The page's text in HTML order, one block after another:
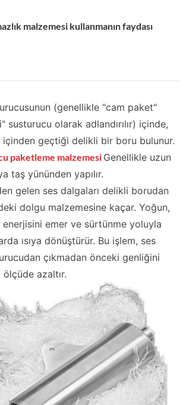
malzemesi kullanmanın faydası
(genellikle "cam paket"
susturucu olarak adlandırılır) içinde,
içinden geçtiği delikli bir boru bulunur.
paketleme malzemesi Genellikle uzun
taş yününden yapılır.
gelen ses dalgaları delikli borudan
dolgu malzemesine kaçar. Yoğun,
emer ve sürtünme yoluyla
ısıya dönüştürür. Bu işlem, ses
çıkmadan önceki genliğini
azaltır.